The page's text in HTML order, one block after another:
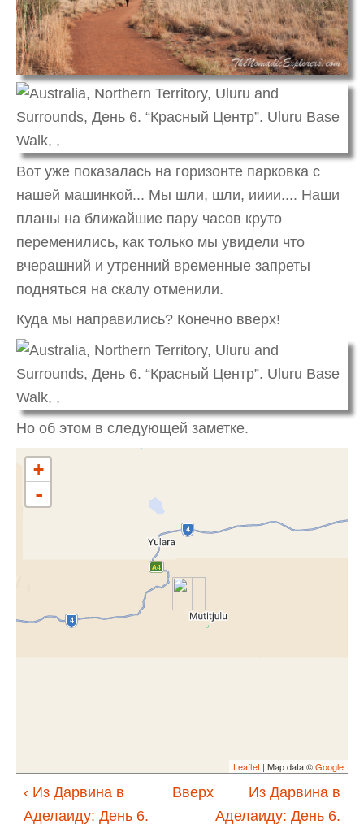
Вот уже показалась на горизонте парковка с
нашей машинкой... Мы шли, шли, ииии.... Наши
планы на ближайшие пару часов круто
переменились, как только мы увидели что
вчерашний и утренний временные запреты
подняться на скалу отменили.
Куда мы направились? Конечно вверх!
Но об этом в следующей заметке.
+
-
Leaflet | Map data ©Google
‹ Из Дарвина в
Аделаиду: День 6.
Вверх
Из Дарвина в
Аделаиду: День 6.